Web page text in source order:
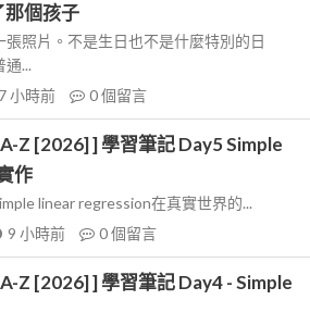
那個孩子
照片。不是生日也不是什麼特別的日
...
7 小時前 0個留言
Z [2026] ] 學習筆記 Day5 Simple
作
linear regression在真實世界的...
9 小時前 0個留言
Z [2026] ] 學習筆記 Day4 - Simple